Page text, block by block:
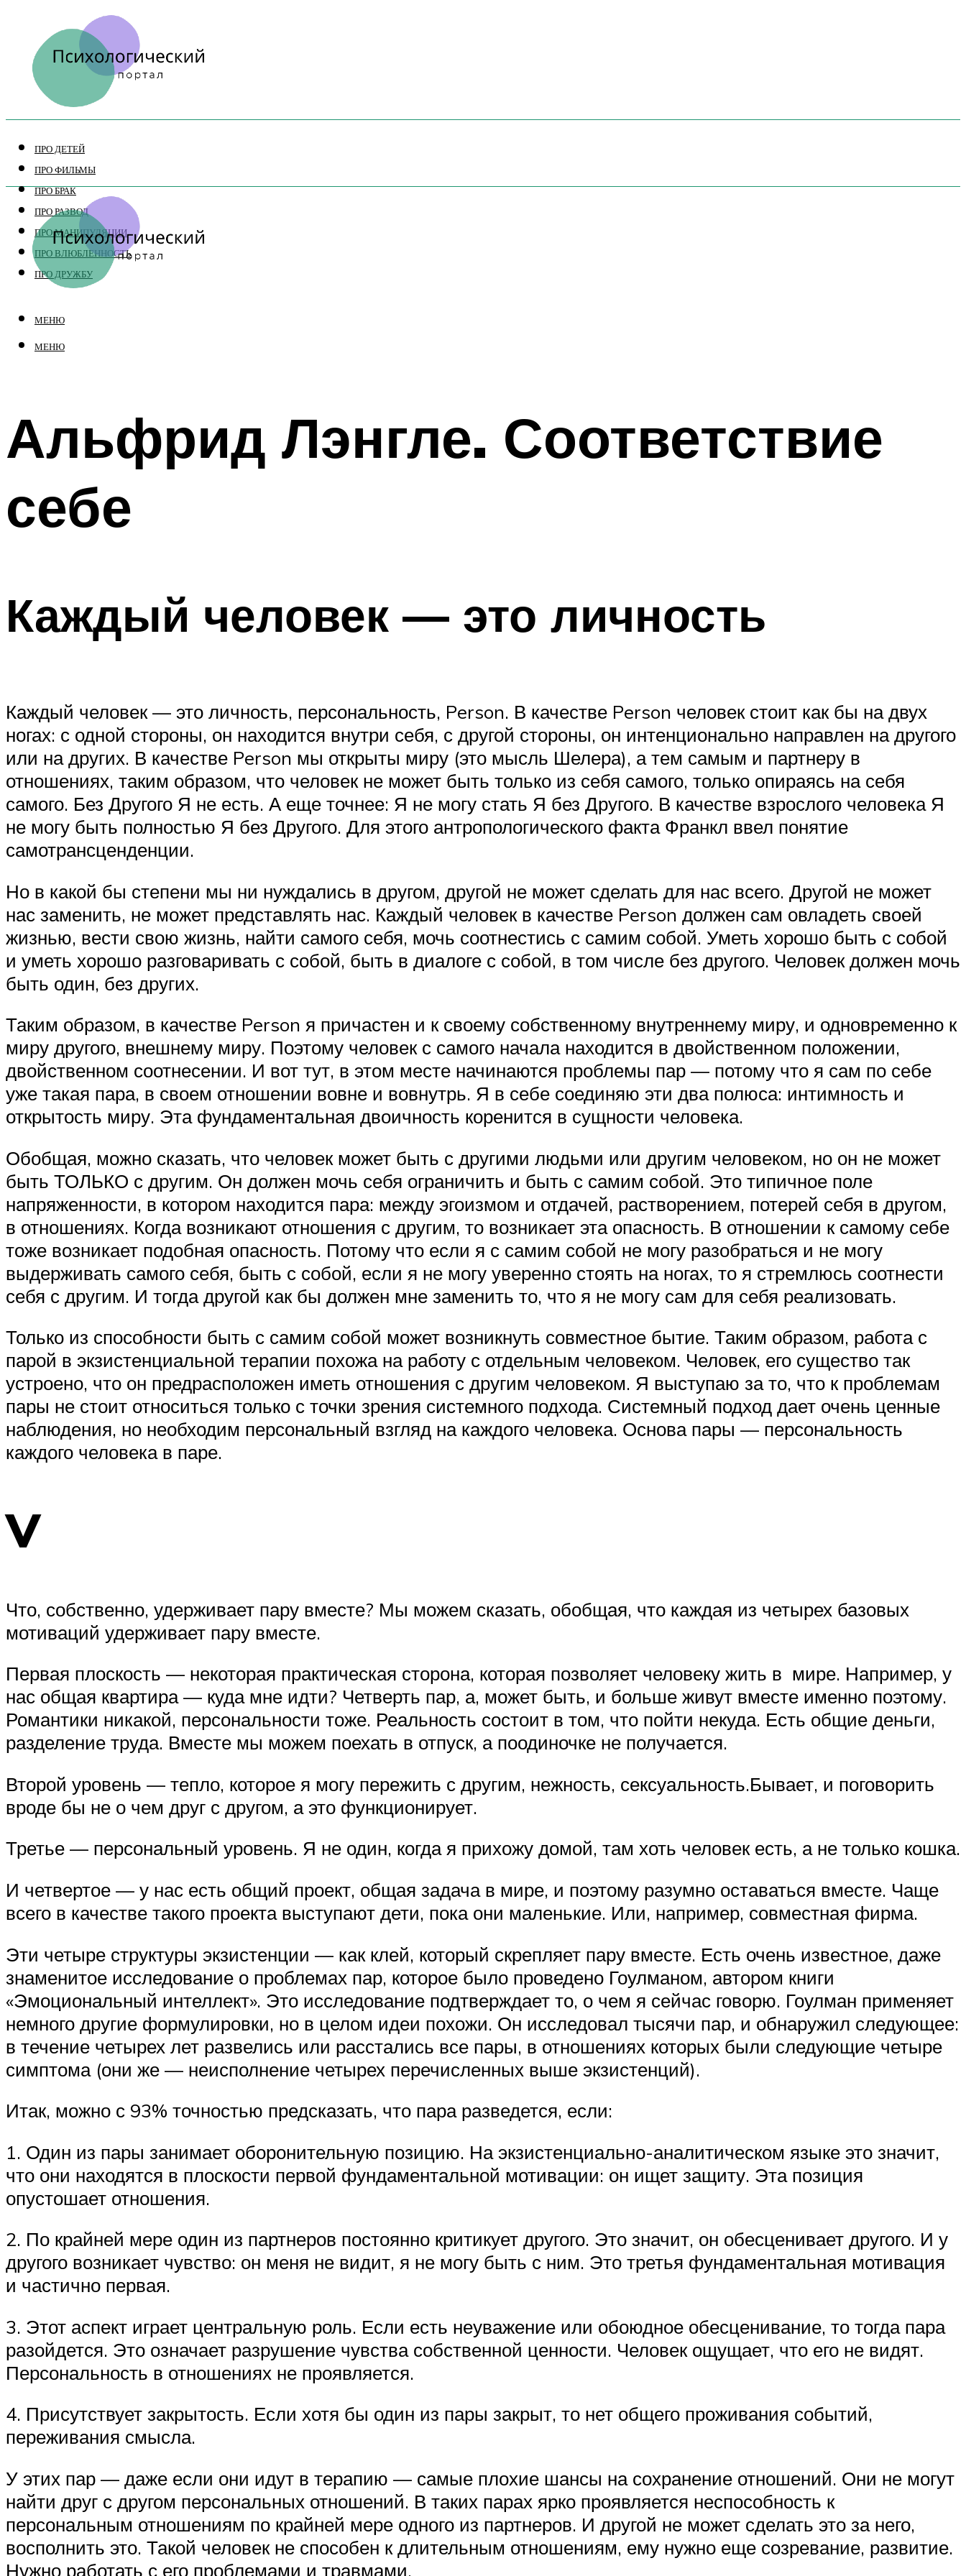
ПРО ДЕТЕЙ
ПРО ФИЛЬМЫ
ПРО БРАК
ПРО РАЗВОД
ПРО МАНИПУЛЯЦИИ
ПРО ВЛЮБЛЕННОСТЬ
ПРО ДРУЖБУ
МЕНЮ
МЕНЮ
Альфрид Лэнгле. Соответствие
себе
Каждый человек — это личность
Каждый человек — это личность, персональность, Person. В качестве Person человек стоит как бы на двух
ногах: с одной стороны, он находится внутри себя, с другой стороны, он интенционально направлен на другого
или на других. В качестве Person мы открыты миру (это мысль Шелера), а тем самым и партнеру в
отношениях, таким образом, что человек не может быть только из себя самого, только опираясь на себя
самого. Без Другого Я не есть. А еще точнее: Я не могу стать Я без Другого. В качестве взрослого человека Я
не могу быть полностью Я без Другого. Для этого антропологического факта Франкл ввел понятие
самотрансценденции.
Но в какой бы степени мы ни нуждались в другом, другой не может сделать для нас всего. Другой не может
нас заменить, не может представлять нас. Каждый человек в качестве Person должен сам овладеть своей
жизнью, вести свою жизнь, найти самого себя, мочь соотнестись с самим собой. Уметь хорошо быть с собой
и уметь хорошо разговаривать с собой, быть в диалоге с собой, в том числе без другого. Человек должен мочь
быть один, без других.
Таким образом, в качестве Person я причастен и к своему собственному внутреннему миру, и одновременно к
миру другого, внешнему миру. Поэтому человек с самого начала находится в двойственном положении,
двойственном соотнесении. И вот тут, в этом месте начинаются проблемы пар — потому что я сам по себе
уже такая пара, в своем отношении вовне и вовнутрь. Я в себе соединяю эти два полюса: интимность и
открытость миру. Эта фундаментальная двоичность коренится в сущности человека.
Обобщая, можно сказать, что человек может быть с другими людьми или другим человеком, но он не может
быть ТОЛЬКО с другим. Он должен мочь себя ограничить и быть с самим собой. Это типичное поле
напряженности, в котором находится пара: между эгоизмом и отдачей, растворением, потерей себя в другом,
в отношениях. Когда возникают отношения с другим, то возникает эта опасность. В отношении к самому себе
тоже возникает подобная опасность. Потому что если я с самим собой не могу разобраться и не могу
выдерживать самого себя, быть с собой, если я не могу уверенно стоять на ногах, то я стремлюсь соотнести
себя с другим. И тогда другой как бы должен мне заменить то, что я не могу сам для себя реализовать.
Только из способности быть с самим собой может возникнуть совместное бытие. Таким образом, работа с
парой в экзистенциальной терапии похожа на работу с отдельным человеком. Человек, его существо так
устроено, что он предрасположен иметь отношения с другим человеком. Я выступаю за то, что к проблемам
пары не стоит относиться только с точки зрения системного подхода. Системный подход дает очень ценные
наблюдения, но необходим персональный взгляд на каждого человека. Основа пары — персональность
каждого человека в паре.
V
Что, собственно, удерживает пару вместе? Мы можем сказать, обобщая, что каждая из четырех базовых
мотиваций удерживает пару вместе.
Первая плоскость — некоторая практическая сторона, которая позволяет человеку жить в мире. Например, у
нас общая квартира — куда мне идти? Четверть пар, а, может быть, и больше живут вместе именно поэтому.
Романтики никакой, персональности тоже. Реальность состоит в том, что пойти некуда. Есть общие деньги,
разделение труда. Вместе мы можем поехать в отпуск, а поодиночке не получается.
Второй уровень — тепло, которое я могу пережить с другим, нежность, сексуальность.Бывает, и поговорить
вроде бы не о чем друг с другом, а это функционирует.
Третье — персональный уровень. Я не один, когда я прихожу домой, там хоть человек есть, а не только кошка.
И четвертое — у нас есть общий проект, общая задача в мире, и поэтому разумно оставаться вместе. Чаще
всего в качестве такого проекта выступают дети, пока они маленькие. Или, например, совместная фирма.
Эти четыре структуры экзистенции — как клей, который скрепляет пару вместе. Есть очень известное, даже
знаменитое исследование о проблемах пар, которое было проведено Гоулманом, автором книги
«Эмоциональный интеллект». Это исследование подтверждает то, о чем я сейчас говорю. Гоулман применяет
немного другие формулировки, но в целом идеи похожи. Он исследовал тысячи пар, и обнаружил следующее:
в течение четырех лет развелись или расстались все пары, в отношениях которых были следующие четыре
симптома (они же — неисполнение четырех перечисленных выше экзистенций).
Итак, можно с 93% точностью предсказать, что пара разведется, если:
1. Один из пары занимает оборонительную позицию. На экзистенциально-аналитическом языке это значит,
что они находятся в плоскости первой фундаментальной мотивации: он ищет защиту. Эта позиция
опустошает отношения.
2. По крайней мере один из партнеров постоянно критикует другого. Это значит, он обесценивает другого. И у
другого возникает чувство: он меня не видит, я не могу быть с ним. Это третья фундаментальная мотивация
и частично первая.
3. Этот аспект играет центральную роль. Если есть неуважение или обоюдное обесценивание, то тогда пара
разойдется. Это означает разрушение чувства собственной ценности. Человек ощущает, что его не видят.
Персональность в отношениях не проявляется.
4. Присутствует закрытость. Если хотя бы один из пары закрыт, то нет общего проживания событий,
переживания смысла.
У этих пар — даже если они идут в терапию — самые плохие шансы на сохранение отношений. Они не могут
найти друг с другом персональных отношений. В таких парах ярко проявляется неспособность к
персональным отношениям по крайней мере одного из партнеров. И другой не может сделать это за него,
восполнить это. Такой человек не способен к длительным отношениям, ему нужно еще созревание, развитие.
Нужно работать с его проблемами и травмами.